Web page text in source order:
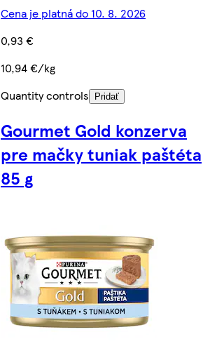
Cena je platná do 10. 8. 2026
0,93 €
10,94 €/kg
Quantity controls
Pridať
Gourmet Gold konzerva
pre mačky tuniak paštéta
85 g